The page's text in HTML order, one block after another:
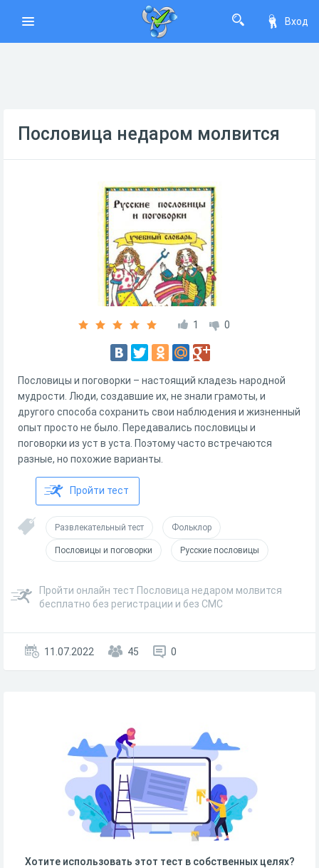
Вход
Пословица недаром молвится
1 0
Пословицы и поговорки – настоящий кладезь народной
мудрости. Люди, создавшие их, не знали грамоты, и
другого способа сохранить свои наблюдения и жизненный
опыт просто не было. Передавались пословицы и
поговорки из уст в уста. Поэтому часто встречаются
разные, но похожие варианты.
Пройти тест
Развлекательный тест Фольклор
Пословицы и поговорки Русские пословицы
Пройти онлайн тест Пословица недаром молвится
бесплатно без регистрации и без СМС
11.07.2022 45 0
Хотите использовать этот тест в собственных целях?